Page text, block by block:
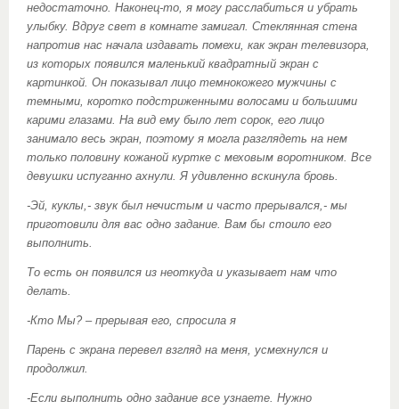
недостаточно. Наконец-то, я могу расслабиться и убрать
улыбку. Вдруг свет в комнате замигал. Стеклянная стена
напротив нас начала издавать помехи, как экран телевизора,
из которых появился маленький квадратный экран с
картинкой. Он показывал лицо темнокожего мужчины с
темными, коротко подстриженными волосами и большими
карими глазами. На вид ему было лет сорок, его лицо
занимало весь экран, поэтому я могла разглядеть на нем
только половину кожаной куртке с меховым воротником. Все
девушки испуганно ахнули. Я удивленно вскинула бровь.
-Эй, куклы,- звук был нечистым и часто прерывался,- мы
приготовили для вас одно задание. Вам бы стоило его
выполнить.
То есть он появился из неоткуда и указывает нам что
делать.
-Кто Мы? – прерывая его, спросила я
Парень с экрана перевел взгляд на меня, усмехнулся и
продолжил.
-Если выполнить одно задание все узнаете. Нужно